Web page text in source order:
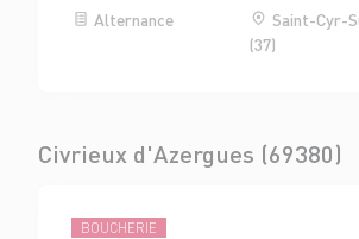
Alternance
Saint-Cyr-
(37)
Civrieux d'Azergues (69380)
BOUCHERIE